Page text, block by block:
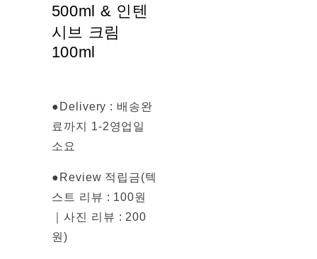
500ml & 인텐
시브 크림
100ml
●Delivery : 배송완
료까지 1-2영업일
소요
●Review 적립금(텍
스트 리뷰 : 100원
｜사진 리뷰 : 200
원)